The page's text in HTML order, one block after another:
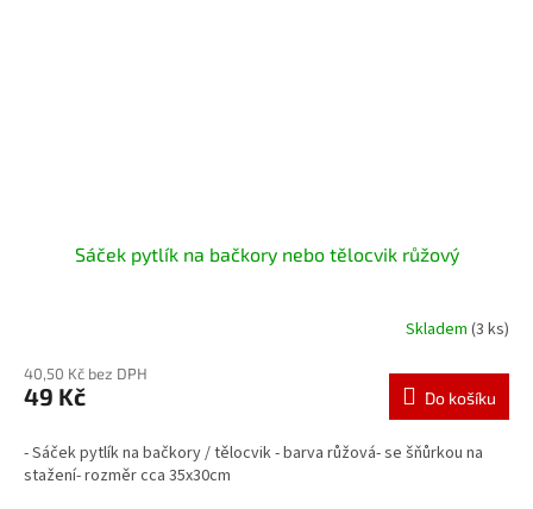
Sáček pytlík na bačkory nebo tělocvik růžový
Skladem (3 ks)
40,50 Kč bez DPH
49 Kč Do košíku
- Sáček pytlík na bačkory / tělocvik - barva růžová- se šňůrkou na
stažení- rozměr cca 35x30cm